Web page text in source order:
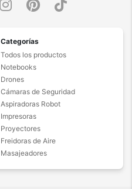
Categorías
Todos los productos
Notebooks
Drones
Cámaras de Seguridad
Aspiradoras Robot
Impresoras
Proyectores
Freidoras de Aire
Masajeadores